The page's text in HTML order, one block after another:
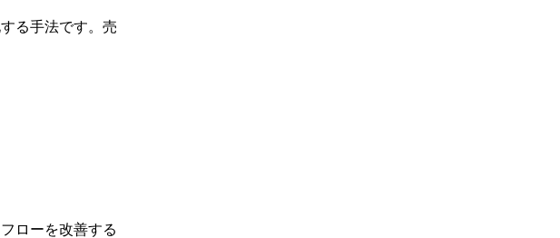
る手法です。売
ローを改善する